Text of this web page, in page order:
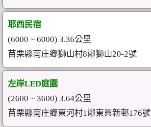
耶西民宿
(6000 ~ 6000) 3.36公里
苗栗縣南庄鄉獅山村8鄰獅山20-2號
左岸LED庭園
(2600 ~ 3600) 3.64公里
苗栗縣南庄鄉東河村1鄰東興新邨176號